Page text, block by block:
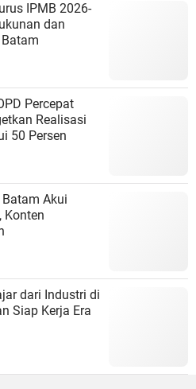
IPMB 2026-
dan
Percepat
Realisasi
50 Persen
Akui
Konten
dari Industri di
Siap Kerja Era